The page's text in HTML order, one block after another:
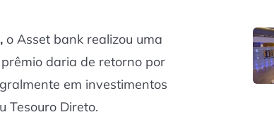
o Asset bank realizou uma
daria de retorno por
em investimentos
Tesouro Direto.